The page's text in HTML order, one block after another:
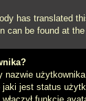
has translated
be found at
nazwie
jest status